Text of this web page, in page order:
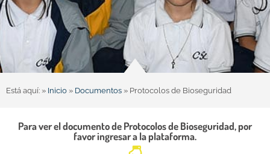
Está aquí: » Inicio » Documentos » Protocolos de Bioseguridad
Para ver el documento de Protocolos de Bioseguridad, por
favor ingresar a la plataforma.